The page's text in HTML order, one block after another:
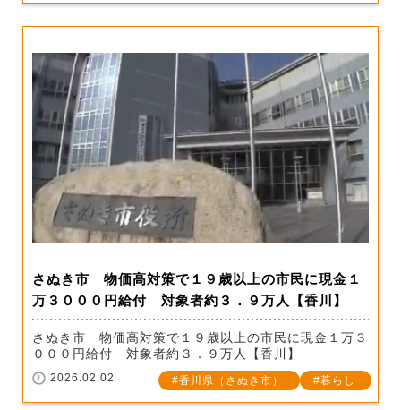
さぬき市 物価高対策で１９歳以上の市民に現金１
万３０００円給付 対象者約３．９万人【香川】
さぬき市 物価高対策で１９歳以上の市民に現金１万３
０００円給付 対象者約３．９万人【香川】
2026.02.02 香川県（さぬき市） 暮らし